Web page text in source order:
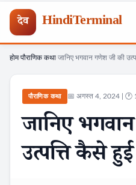
देव HindiTerminal
Skip
content
होम› पौराणिक कथा जानिए भगवान गणेश जी की
पौराणिक कथा 📅 अगस्त 4, 2024 | 🕐
जानिए
उत्पत्ति कैसे हुई